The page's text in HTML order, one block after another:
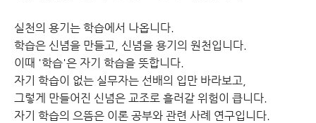
실천의 용기는 학습에서 나옵니다.
학습은 신념을 만들고, 신념을 용기의 원천입니다.
이때 '학습'은 자기 학습을 뜻합니다.
자기 학습이 없는 실무자는 선배의 입만 바라보고,
그렇게 만들어진 신념은 교조로 흘러갈 위험이 큽니다.
자기 학습의 으뜸은 이론 공부와 관련 사례 연구입니다.